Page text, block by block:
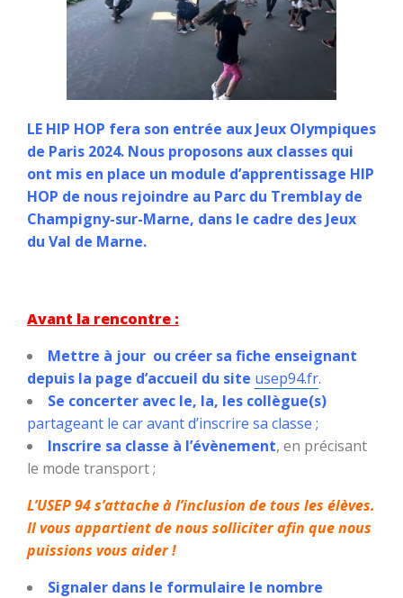
LE HIP HOP fera son entrée aux Jeux Olympiques
de Paris 2024. Nous proposons aux classes qui
ont mis en place un module d’apprentissage HIP
HOP de nous rejoindre au Parc du Tremblay de
Champigny-sur-Marne, dans le cadre des Jeux
du Val de Marne.
Avant la rencontre :
Mettre à jour ou créer sa fiche enseignant
depuis la page d’accueil du site usep94.fr.
Se concerter avec le, la, les collègue(s)
partageant le car avant d’inscrire sa classe ;
Inscrire sa classe à l’évènement, en précisant
le mode transport ;
L’USEP 94 s’attache à l’inclusion de tous les élèves.
Il vous appartient de nous solliciter afin que nous
puissions vous aider !
Signaler dans le formulaire le nombre